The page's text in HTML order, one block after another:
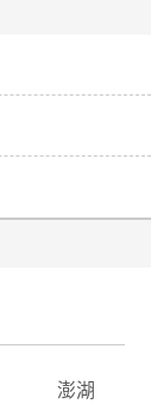
澎湖